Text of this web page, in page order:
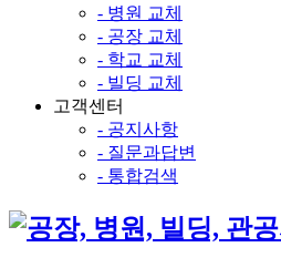
- 병원 교체
- 공장 교체
- 학교 교체
- 빌딩 교체
고객센터
- 공지사항
- 질문과답변
- 통합검색